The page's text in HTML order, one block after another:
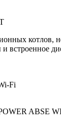
котлов,
и встроенное
Fi
ABSE